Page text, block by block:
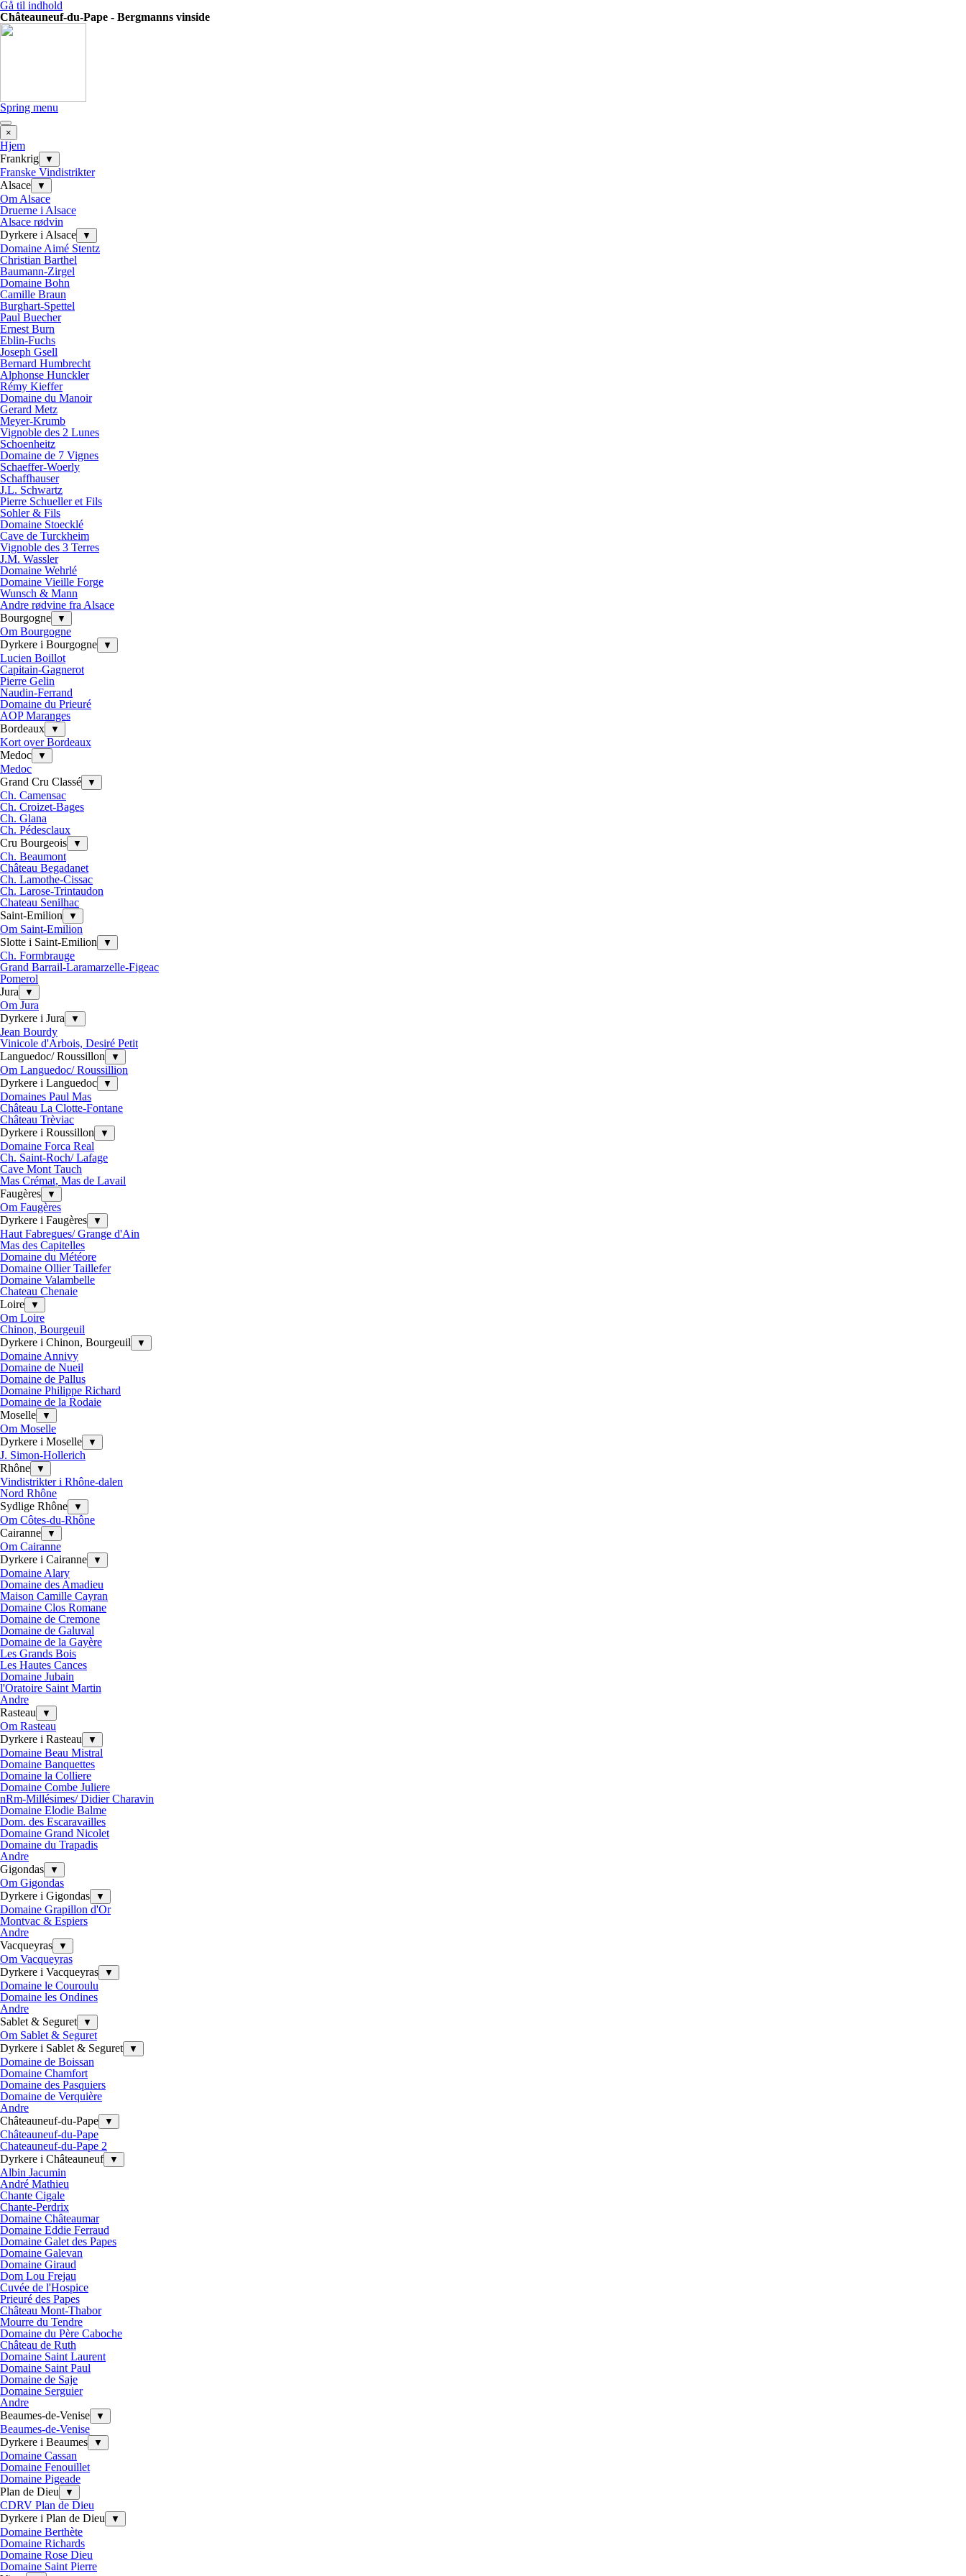
Gå til indhold
Châteauneuf-du-Pape - Bergmanns vinside
Spring menu
×
Hjem
Frankrig
▼
Franske Vindistrikter
Alsace
▼
Om Alsace
Druerne i Alsace
Alsace rødvin
Dyrkere i Alsace
▼
Domaine Aimé Stentz
Christian Barthel
Baumann-Zirgel
Domaine Bohn
Camille Braun
Burghart-Spettel
Paul Buecher
Ernest Burn
Eblin-Fuchs
Joseph Gsell
Bernard Humbrecht
Alphonse Hunckler
Rémy Kieffer
Domaine du Manoir
Gerard Metz
Meyer-Krumb
Vignoble des 2 Lunes
Schoenheitz
Domaine de 7 Vignes
Schaeffer-Woerly
Schaffhauser
J.L. Schwartz
Pierre Schueller et Fils
Sohler & Fils
Domaine Stoecklé
Cave de Turckheim
Vignoble des 3 Terres
J.M. Wassler
Domaine Wehrlé
Domaine Vieille Forge
Wunsch & Mann
Andre rødvine fra Alsace
Bourgogne
▼
Om Bourgogne
Dyrkere i Bourgogne
▼
Lucien Boillot
Capitain-Gagnerot
Pierre Gelin
Naudin-Ferrand
Domaine du Prieuré
AOP Maranges
Bordeaux
▼
Kort over Bordeaux
Medoc
▼
Medoc
Grand Cru Classé
▼
Ch. Camensac
Ch. Croizet-Bages
Ch. Glana
Ch. Pédesclaux
Cru Bourgeois
▼
Ch. Beaumont
Château Begadanet
Ch. Lamothe-Cissac
Ch. Larose-Trintaudon
Chateau Senilhac
Saint-Emilion
▼
Om Saint-Emilion
Slotte i Saint-Emilion
▼
Ch. Formbrauge
Grand Barrail-Laramarzelle-Figeac
Pomerol
Jura
▼
Om Jura
Dyrkere i Jura
▼
Jean Bourdy
Vinicole d'Arbois, Desiré Petit
Languedoc/ Roussillon
▼
Om Languedoc/ Roussillion
Dyrkere i Languedoc
▼
Domaines Paul Mas
Château La Clotte-Fontane
Château Trèviac
Dyrkere i Roussillon
▼
Domaine Forca Real
Ch. Saint-Roch/ Lafage
Cave Mont Tauch
Mas Crémat, Mas de Lavail
Faugères
▼
Om Faugères
Dyrkere i Faugères
▼
Haut Fabregues/ Grange d'Ain
Mas des Capitelles
Domaine du Météore
Domaine Ollier Taillefer
Domaine Valambelle
Chateau Chenaie
Loire
▼
Om Loire
Chinon, Bourgeuil
Dyrkere i Chinon, Bourgeuil
▼
Domaine Annivy
Domaine de Nueil
Domaine de Pallus
Domaine Philippe Richard
Domaine de la Rodaie
Moselle
▼
Om Moselle
Dyrkere i Moselle
▼
J. Simon-Hollerich
Rhône
▼
Vindistrikter i Rhône-dalen
Nord Rhône
Sydlige Rhône
▼
Om Côtes-du-Rhône
Cairanne
▼
Om Cairanne
Dyrkere i Cairanne
▼
Domaine Alary
Domaine des Amadieu
Maison Camille Cayran
Domaine Clos Romane
Domaine de Cremone
Domaine de Galuval
Domaine de la Gayère
Les Grands Bois
Les Hautes Cances
Domaine Jubain
l'Oratoire Saint Martin
Andre
Rasteau
▼
Om Rasteau
Dyrkere i Rasteau
▼
Domaine Beau Mistral
Domaine Banquettes
Domaine la Colliere
Domaine Combe Juliere
nRm-Millésimes/ Didier Charavin
Domaine Elodie Balme
Dom. des Escaravailles
Domaine Grand Nicolet
Domaine du Trapadis
Andre
Gigondas
▼
Om Gigondas
Dyrkere i Gigondas
▼
Domaine Grapillon d'Or
Montvac & Espiers
Andre
Vacqueyras
▼
Om Vacqueyras
Dyrkere i Vacqueyras
▼
Domaine le Couroulu
Domaine les Ondines
Andre
Sablet & Seguret
▼
Om Sablet & Seguret
Dyrkere i Sablet & Seguret
▼
Domaine de Boissan
Domaine Chamfort
Domaine des Pasquiers
Domaine de Verquière
Andre
Châteauneuf-du-Pape
▼
Châteauneuf-du-Pape
Chateauneuf-du-Pape 2
Dyrkere i Châteauneuf
▼
Albin Jacumin
André Mathieu
Chante Cigale
Chante-Perdrix
Domaine Châteaumar
Domaine Eddie Ferraud
Domaine Galet des Papes
Domaine Galevan
Domaine Giraud
Dom Lou Frejau
Cuvée de l'Hospice
Prieuré des Papes
Château Mont-Thabor
Mourre du Tendre
Domaine du Père Caboche
Château de Ruth
Domaine Saint Laurent
Domaine Saint Paul
Domaine de Saje
Domaine Serguier
Andre
Beaumes-de-Venise
▼
Beaumes-de-Venise
Dyrkere i Beaumes
▼
Domaine Cassan
Domaine Fenouillet
Domaine Pigeade
Plan de Dieu
▼
CDRV Plan de Dieu
Dyrkere i Plan de Dieu
▼
Domaine Berthète
Domaine Richards
Domaine Rose Dieu
Domaine Saint Pierre